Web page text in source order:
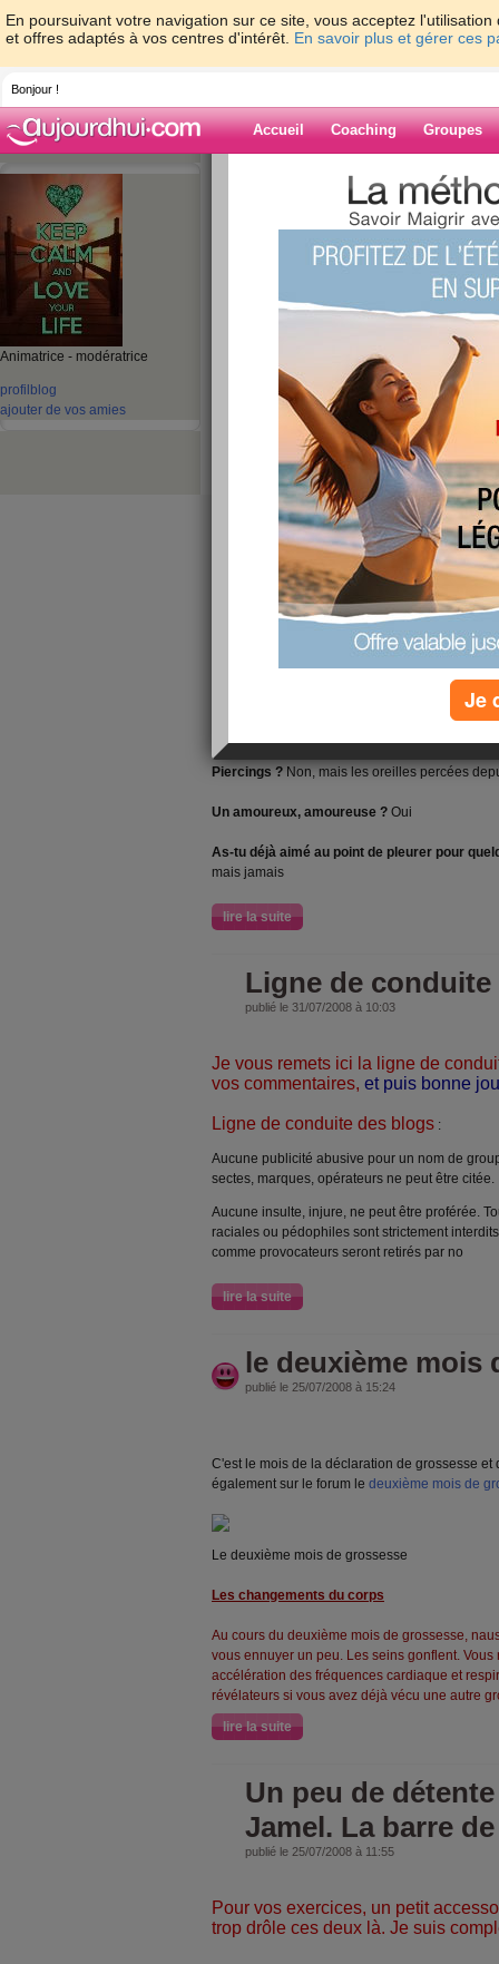
En poursuivant votre navigation sur ce site, vous acceptez
et offres adaptés à vos centres d'intérêt. En savoir plus et gérer ces
Bonjour !
Accueil Coaching Groupes
Animatrice - modératrice
profil blog
ajouter de vos amies
> micheleflochic
Blog de
21 - 30 31 - 35
‹ Préc. 21 22 23 24 25
Questionnaire
publié le 01/08/2008 à 11:47
Quelle heure est-il?11h23, mais ça bouge
Michèle
15 févier
Signe zodiaque :verseau ( pendant
Piercings ? Non, mais les oreilles percées
Un amoureux, amoureuse ? Oui
As-tu déjà aimé au point de pleurer pour
mais jamais
lire la suite
Ligne de
publié le 31/07/2008 à 10:03
Je vous remets ici la ligne de
vos commentaires, et puis bonne
Ligne de conduite des blogs :
Aucune publicité abusive pour un nom de
sectes, marques, opérateurs ne peut être citée.
Aucune insulte, injure, ne peut être proférée.
raciales ou pédophiles sont strictement
comme provocateurs seront retirés par no
lire la suite
le deuxième mois
publié le 25/07/2008 à 15:24
C'est le mois de la déclaration de grossesse
également sur le forum le deuxième mois de
Le deuxième mois de grossesse
Les changements du corps
Au cours du deuxième mois de grossesse,
vous ennuyer un peu. Les seins gonflent.
accélération des fréquences cardiaque et
révélateurs si vous avez déjà vécu une autre
lire la suite
Un peu de
Jamel. La barre
publié le 25/07/2008 à 11:55
Pour vos exercices, un petit
trop drôle ces deux là. Je suis
Je